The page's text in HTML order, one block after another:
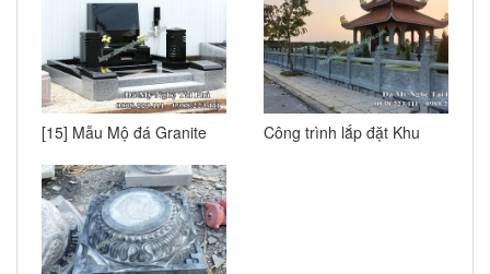
[15] Mẫu Mộ đá Granite
Bản
Công trình lắp đặt Khu